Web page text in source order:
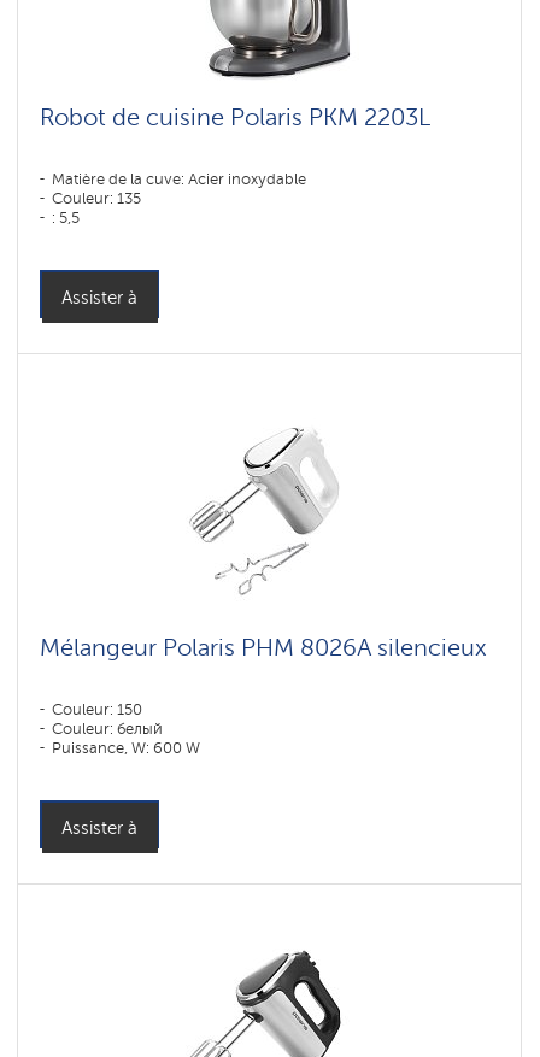
Robot de cuisine Polaris PKM 2203L
Matière de la cuve: Acier inoxydable
Couleur: 135
: 5,5
Assister à
Mélangeur Polaris PHM 8026A silencieux
Couleur: 150
Couleur: белый
Puissance, W: 600 W
Assister à